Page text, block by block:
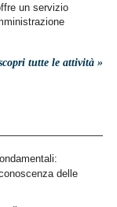
un servizio
tutte le attività »
delle